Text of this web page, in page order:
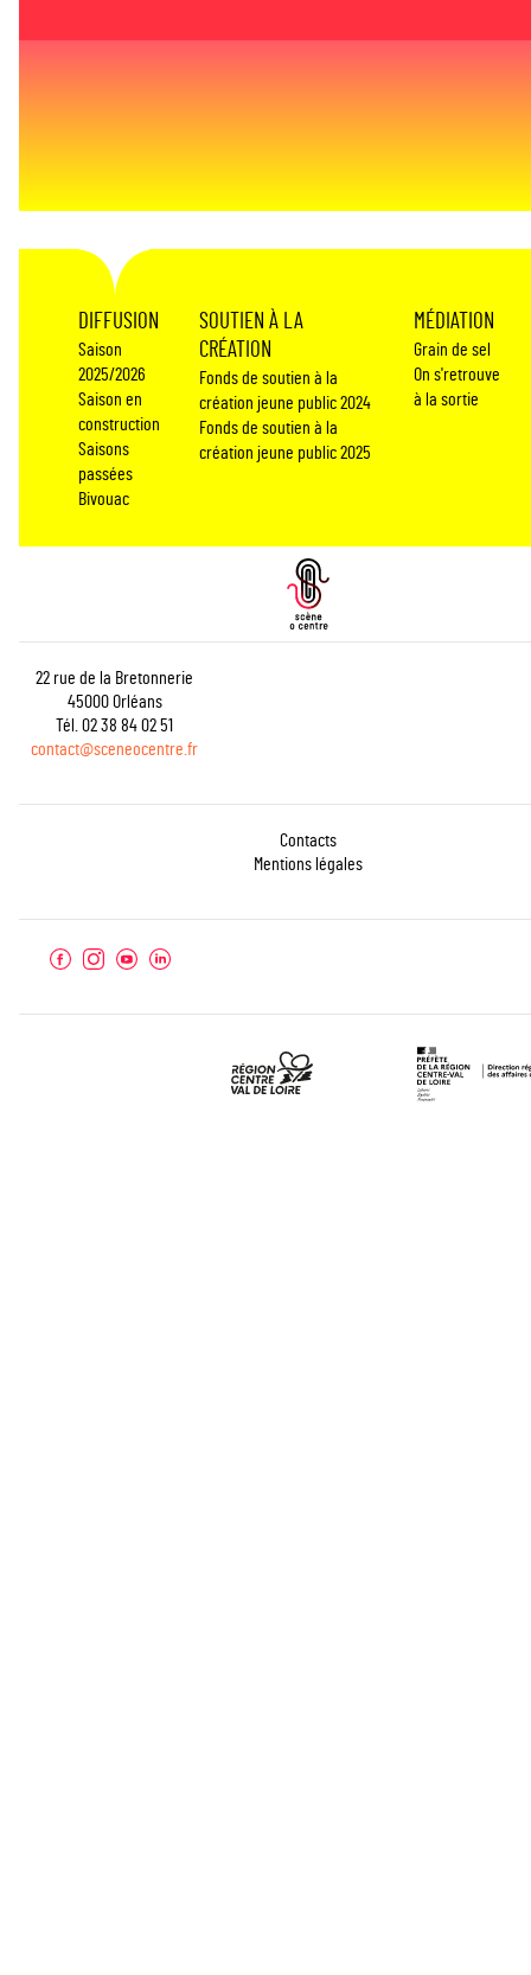
DIFFUSION
Saison
2025/2026
Saison en
construction
Saisons
passées
Bivouac
SOUTIEN À LA
CRÉATION
Fonds de soutien à la
création jeune public 2024
Fonds de soutien à la
création jeune public 2025
MÉDIATION
Grain de sel
On s'retrouve
à la sortie
22 rue de la Bretonnerie
45000 Orléans
Tél. 02 38 84 02 51
contact@sceneocentre.fr
Contacts
Mentions légales